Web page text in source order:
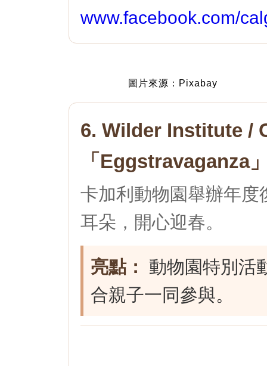
www.facebook.com/
圖片來源：Pixabay
6. Wilder Institute /
「Eggstravaganza
卡加利動物園舉辦年
耳朵，開心迎春。
亮點：
動物園特別活
合親子一同參與。